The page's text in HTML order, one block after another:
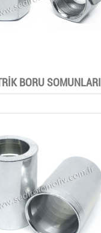
BORU SOMUNLARI